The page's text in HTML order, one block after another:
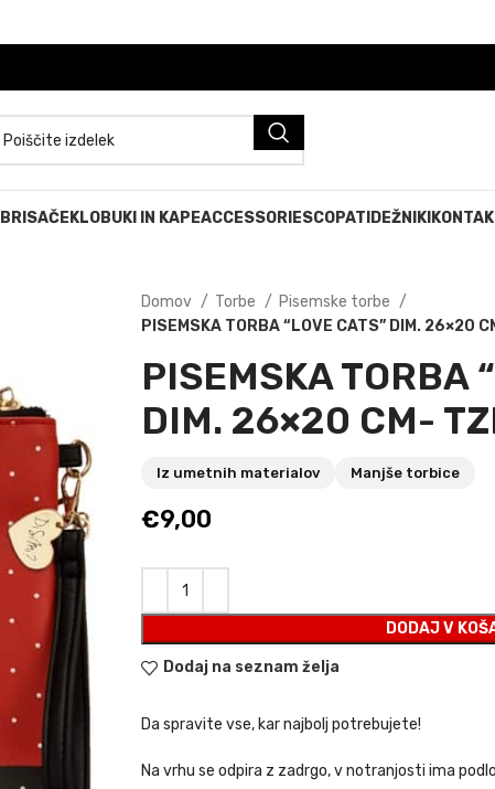
BRISAČE KLOBUKI IN KAPEACCESSORIESCOPATI DEŽNIKI
Domov Torbe
Pisemske torbe
PISEMSKA TORBA “LOVE CATS” DIM. 26×20
PISEMSKA TORBA
DIM. 26×20 CM-
Iz umetnih materialov Manjše torbice
€9,00
DODAJ V
Dodaj na seznam želja
Da spravite vse, kar najbolj potrebujete!
Na vrhu se odpira z zadrgo, v notranjosti ima